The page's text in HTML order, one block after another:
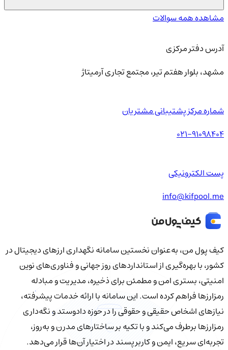
مشاهده همه سوالات
آدرس دفتر مرکزی
مشهد، بلوار هفتم تیر، مجتمع تجاری آرمیتاژ
شماره مرکز پشتیبانی مشتریان
021-91098404
پست الکترونیکی
info@kifpool.me
کیف‌ پول من، به‌عنوان نخستین سامانه نگهداری ارزهای دیجیتال در
کشور، با بهره‌گیری از استانداردهای روز جهانی و فناوری‌های نوین
امنیتی، بستری امن و مطمئن برای ذخیره، مدیریت و مبادله
رمزارزها فراهم کرده است. این سامانه با ارائه خدمات پیشرفته،
نیازهای اشخاص حقیقی و حقوقی را در حوزه دادوستد و نگه‌داری
رمزارزها برطرف می‌کند و با تکیه بر ساختارهای مدرن و به‌روز،
تجربه‌ای سریع، ایمن و کاربرپسند در اختیار آن‌ها قرار می‌دهد.